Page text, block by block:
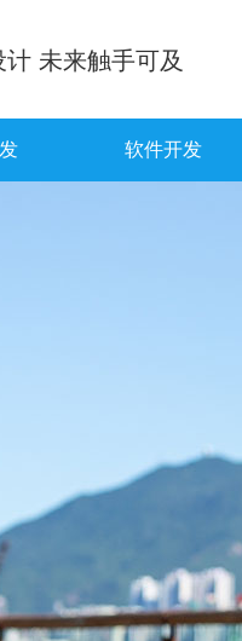
计 未来触手可及
软件开发